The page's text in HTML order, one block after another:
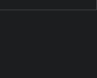
du zuerst nach
kommen. Das
Flugzeug direkt